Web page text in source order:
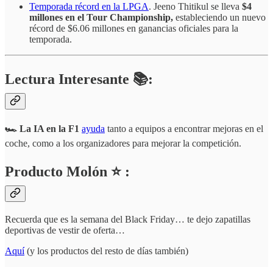
Temporada récord en la LPGA. Jeeno Thitikul se lleva $4
millones en el Tour Championship, estableciendo un nuevo
récord de $6.06 millones en ganancias oficiales para la
temporada.
Lectura Interesante 📚:
🏎️ La IA en la F1 ayuda tanto a equipos a encontrar mejoras en el
coche, como a los organizadores para mejorar la competición.
Producto Molón ⭐ :
Recuerda que es la semana del Black Friday… te dejo zapatillas
deportivas de vestir de oferta…
Aquí(y los productos del resto de días también)